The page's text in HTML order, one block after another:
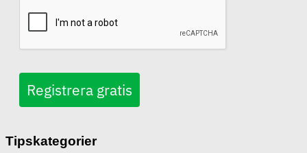
Registrera gratis
Tipskategorier